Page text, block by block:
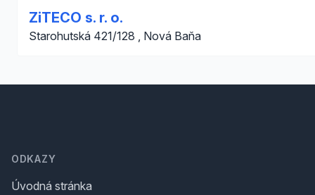
ZiTECO s. r. o.
Starohutská 421/128 , Nová Baňa
ODKAZY
Úvodná stránka